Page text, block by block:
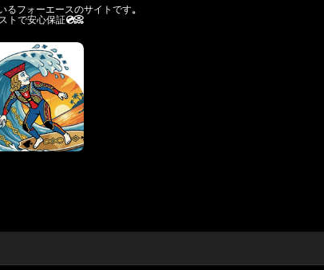
るフォーエースのサイトです。
トで安心保証💿️📀